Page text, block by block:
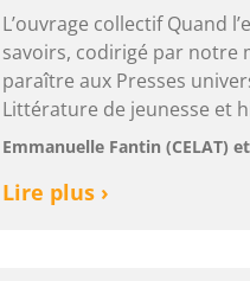
L’ouvrage collectif Quand
savoirs, codirigé par notre
paraître aux Presses
Littérature de jeunesse et
Emmanuelle Fantin (CELAT)
Lire plus ›